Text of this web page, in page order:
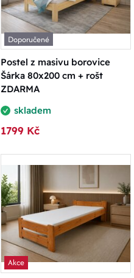
Doporučené
Postel z masivu borovice
Šárka 80x200 cm + rošt
ZDARMA
skladem
1799 Kč
Akce